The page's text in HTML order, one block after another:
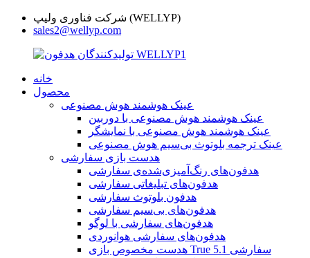
شرکت فناوری ولیپ (WELLYP)
sales2@wellyp.com
خانه
محصول
عینک هوشمند هوش مصنوعی
عینک هوشمند هوش مصنوعی با دوربین
عینک هوشمند هوش مصنوعی با نمایشگر
عینک ترجمه بلوتوث بی‌سیم هوش مصنوعی
هدست بازی سفارشی
هدفون‌های رنگ‌آمیزی‌شده‌ی سفارشی
هدفون‌های تبلیغاتی سفارشی
هدفون بلوتوث سفارشی
هدفون‌های بی‌سیم سفارشی
هدفون‌های سفارشی با لوگو
هدفون‌های سفارشی هوانوردی
هدست مخصوص بازی True 5.1 سفارشی